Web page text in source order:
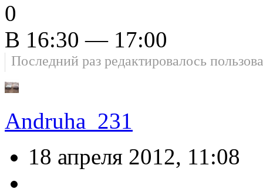
0
В 16:30 — 17:00
Последний раз редактировалось
Andruha_231
18 апреля 2012, 11:08